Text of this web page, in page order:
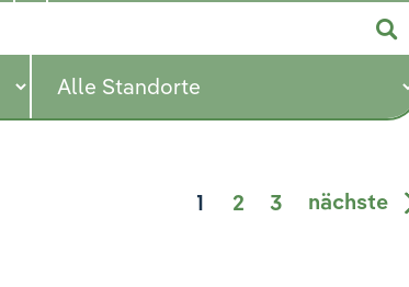
1 2 3 nächste